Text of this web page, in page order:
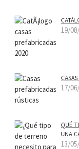
19/
17/
QUÉ
UNA
13/